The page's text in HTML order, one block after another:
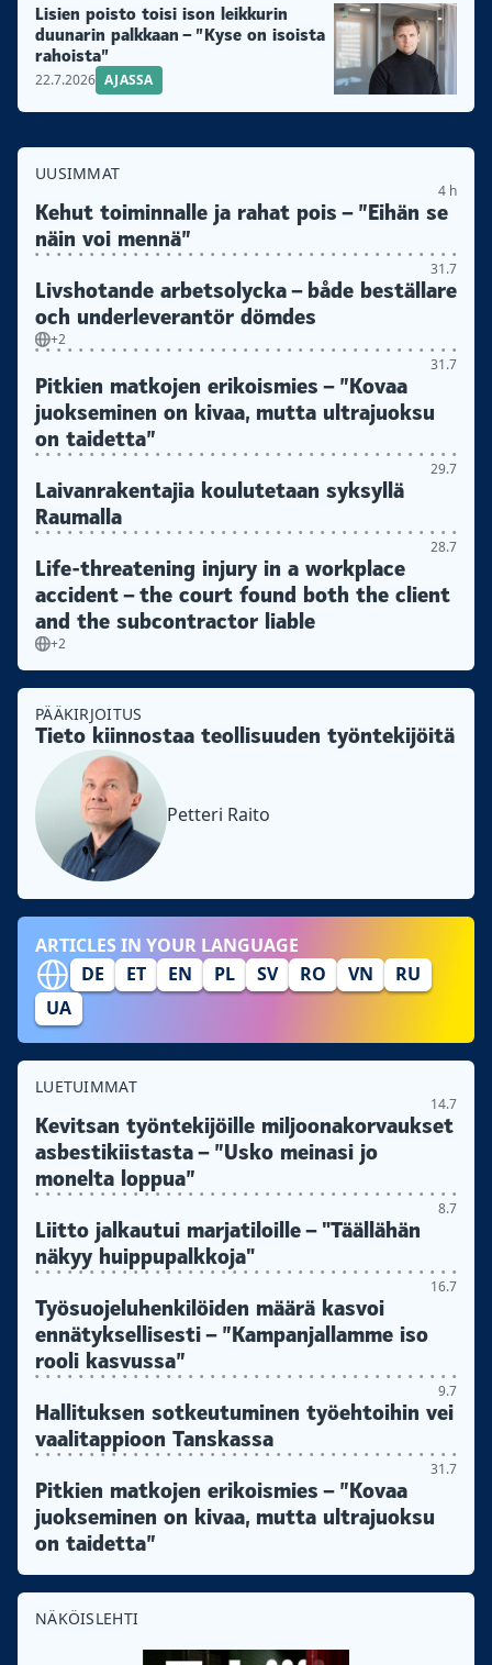
Lisien poisto toisi ison leikkurin
duunarin palkkaan – ”Kyse on isoista
rahoista”
22.7.2026 AJASSA
UUSIMMAT
4 h
Kehut toiminnalle ja rahat pois – ”Eihän se
näin voi mennä”
31.7
Livshotande arbetsolycka – både beställare
och underleverantör dömdes
+2
31.7
Pitkien matkojen erikoismies – ”Kovaa
juokseminen on kivaa, mutta ultrajuoksu
on taidetta”
29.7
Laivanrakentajia koulutetaan syksyllä
Raumalla
28.7
Life-threatening injury in a workplace
accident – the court found both the client
and the subcontractor liable
+2
PÄÄKIRJOITUS
Tieto kiinnostaa teollisuuden työntekijöitä
Petteri Raito
ARTICLES IN YOUR LANGUAGE
DE
ET EN PL SV RO VN
RU
UA
LUETUIMMAT
14.7
Kevitsan työntekijöille miljoonakorvaukset
asbestikiistasta – ”Usko meinasi jo
monelta loppua”
8.7
Liitto jalkautui marjatiloille – "Täällähän
näkyy huippupalkkoja"
16.7
Työsuojeluhenkilöiden määrä kasvoi
ennätyksellisesti – ”Kampanjallamme iso
rooli kasvussa”
9.7
Hallituksen sotkeutuminen työehtoihin vei
vaalitappioon Tanskassa
31.7
Pitkien matkojen erikoismies – ”Kovaa
juokseminen on kivaa, mutta ultrajuoksu
on taidetta”
NÄKÖISLEHTI